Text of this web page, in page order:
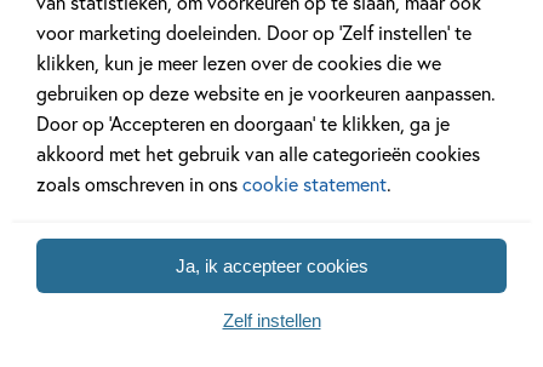
voor marketing doeleinden. Door op ‘Zelf instellen’ te
klikken, kun je meer lezen over de cookies die we
gebruiken op deze website en je voorkeuren aanpassen.
Door op ‘Accepteren en doorgaan’ te klikken, ga je
akkoord met het gebruik van alle categorieën cookies
zoals omschreven in onscookie statement.
Ja, ik accepteer cookies
Zelf instellen
Deel 30
03-09-2026
Weerwolfje 30 –
16,99
Deel 29
Dolfje
Weerwolfje 29 –
Beste
16,99
28 –